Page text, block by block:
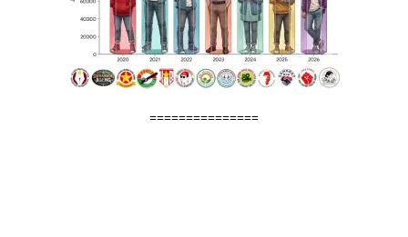
===============